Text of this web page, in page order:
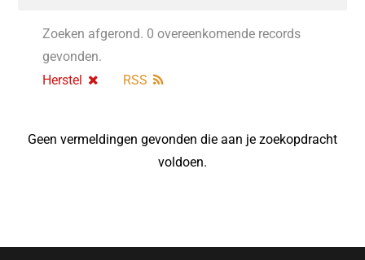
Zoeken afgerond. 0 overeenkomende records
gevonden.
Herstel
RSS
Geen vermeldingen gevonden die aan je zoekopdracht
voldoen.